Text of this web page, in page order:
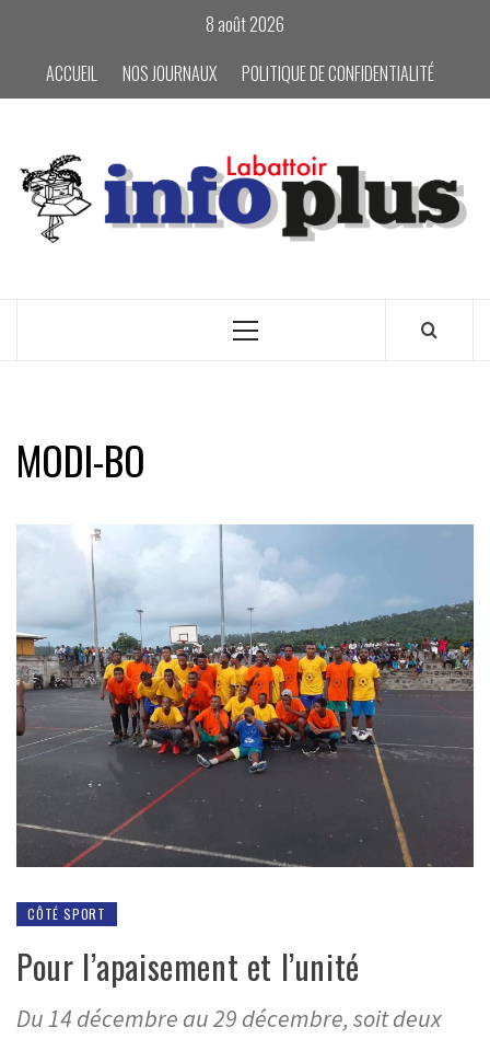
content
8 août 2026
ACCUEIL
NOS JOURNAUX POLITIQUE DE CONFIDENTIALITÉ
Primary
MODI-BO
CÔTÉ SPORT
Pour l’apaisement et l’unité
Du 14 décembre au 29 décembre, soit deux